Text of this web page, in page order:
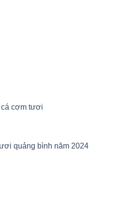
cơm tươi
quảng bình năm 2024